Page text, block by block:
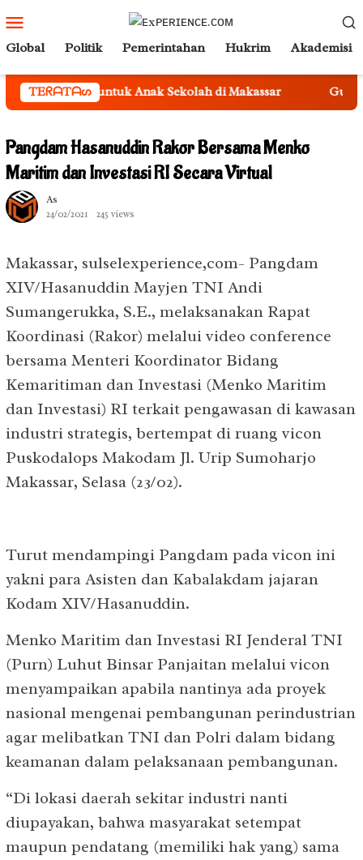
ke
kontenMobile
Global Politik Pemerintahan Hukrim Akademisi
TEᖇᗩTᗩᔕ
untuk Anak Sekolah di Makassar Gubernur Andi
Pangdam Hasanuddin Rakor Bersama Menko
Maritim dan Investasi RI Secara Virtual
As
24/02/2021
245 views
Makassar, sulselexperience,com- Pangdam
XIV/Hasanuddin Mayjen TNI Andi
Sumangerukka, S.E., melaksanakan Rapat
Koordinasi (Rakor) melalui video conference
bersama Menteri Koordinator Bidang
Kemaritiman dan Investasi (Menko Maritim
dan Investasi) RI terkait pengawasan di kawasan
industri strategis, bertempat di ruang vicon
Puskodalops Makodam Jl. Urip Sumoharjo
Makassar, Selasa (23/02).
Turut mendampingi Pangdam pada vicon ini
yakni para Asisten dan Kabalakdam jajaran
Kodam XIV/Hasanuddin.
Menko Maritim dan Investasi RI Jenderal TNI
(Purn) Luhut Binsar Panjaitan melalui vicon
menyampaikan apabila nantinya ada proyek
nasional mengenai pembangunan perindustrian
agar melibatkan TNI dan Polri dalam bidang
keamanan dalam pelaksanaan pembangunan.
“Di lokasi daerah sekitar industri nanti
diupayakan, bahwa masyarakat setempat
maupun pendatang (memiliki hak yang) sama